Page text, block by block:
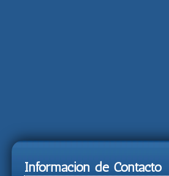
Información de Contacto